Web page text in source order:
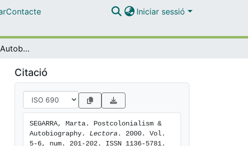
Contacte Iniciar sessió
Postcolonialism & Autobiography
Citació
SEGARRA, Marta. Postcolonialism &
Autobiography. Lectora . 2000. Vol.
5-6, num. 201-202. ISSN 1136-5781.